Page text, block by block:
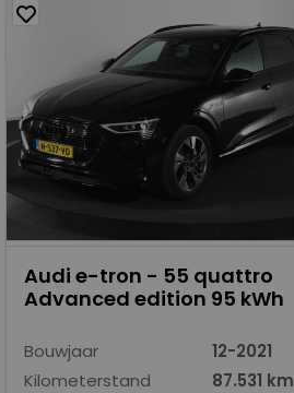
Audi e-tron - 55 quattro
Advanced edition 95 kWh
Bouwjaar
12-2021
Kilometerstand
87.531 km